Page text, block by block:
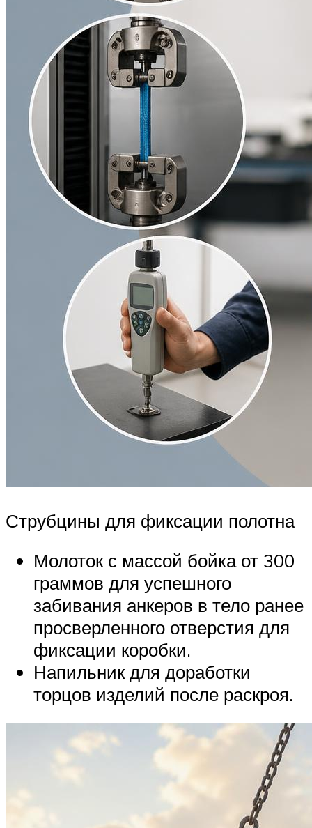
Струбцины для фиксации полотна
Молоток с массой бойка от 300
граммов для успешного
забивания анкеров в тело ранее
просверленного отверстия для
фиксации коробки.
Напильник для доработки
торцов изделий после раскроя.